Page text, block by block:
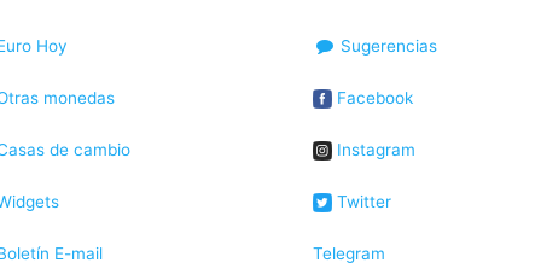
Hoy
monedas
de cambio
E-mail
Sugerencias
Facebook
Instagram
Twitter
Telegram